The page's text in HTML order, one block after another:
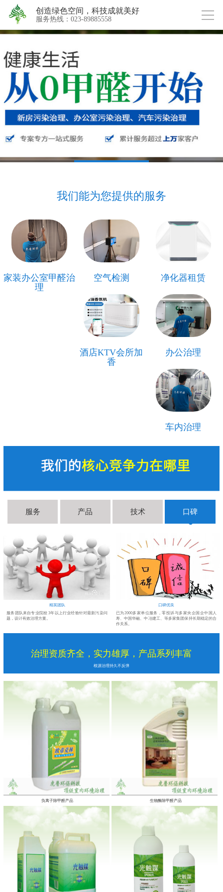
创造绿色空间，科技成就美好
服务热线：023-89885558
我们能为您提供的服务
家装办公室甲醛治
理
空气检测 净化器租赁
酒店KTV会所加
香
办公治理
车内治理
服务 产品 技术 口碑
精英团队
服务团队来自专业院校 3年以上行业经验针对最新污染问
题，设计有效治理方案。
口碑优良
已为2000多家单位服务，零投诉与多家央企国企中国人
寿、中国华融、中冶建工、等多家集团保持长期稳定的合
作关系。
治理资质齐全，实力雄厚，产品系列丰富
根源治理持久不反弹
负离子除甲醛产品 生物酶除甲醛产品